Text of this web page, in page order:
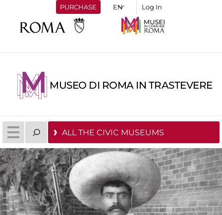
PURCHASE Log In
MUSEO DI ROMA IN TRASTEVERE
ALL THE CIVIC MUSEUMS